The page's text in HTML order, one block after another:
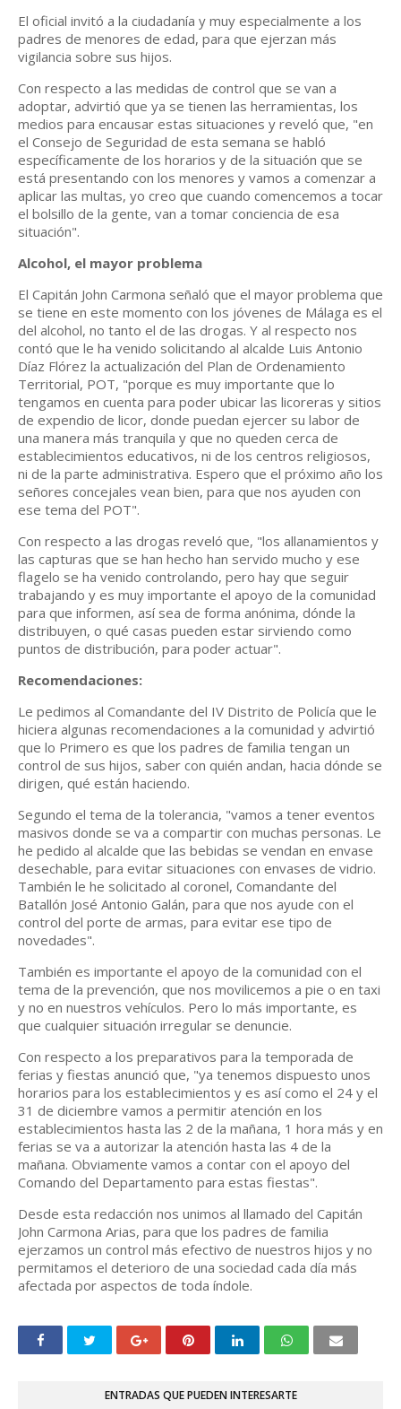
El oficial invitó a la ciudadanía y muy especialmente a los
padres de menores de edad, para que ejerzan más
vigilancia sobre sus hijos.
Con respecto a las medidas de control que se van a
adoptar, advirtió que ya se tienen las herramientas, los
medios para encausar estas situaciones y reveló que, "en
el Consejo de Seguridad de esta semana se habló
específicamente de los horarios y de la situación que se
está presentando con los menores y vamos a comenzar a
aplicar las multas, yo creo que cuando comencemos a tocar
el bolsillo de la gente, van a tomar conciencia de esa
situación".
Alcohol, el mayor problema
El Capitán John Carmona señaló que el mayor problema que
se tiene en este momento con los jóvenes de Málaga es el
del alcohol, no tanto el de las drogas. Y al respecto nos
contó que le ha venido solicitando al alcalde Luis Antonio
Díaz Flórez la actualización del Plan de Ordenamiento
Territorial, POT, "porque es muy importante que lo
tengamos en cuenta para poder ubicar las licoreras y sitios
de expendio de licor, donde puedan ejercer su labor de
una manera más tranquila y que no queden cerca de
establecimientos educativos, ni de los centros religiosos,
ni de la parte administrativa. Espero que el próximo año los
señores concejales vean bien, para que nos ayuden con
ese tema del POT".
Con respecto a las drogas reveló que, "los allanamientos y
las capturas que se han hecho han servido mucho y ese
flagelo se ha venido controlando, pero hay que seguir
trabajando y es muy importante el apoyo de la comunidad
para que informen, así sea de forma anónima, dónde la
distribuyen, o qué casas pueden estar sirviendo como
puntos de distribución, para poder actuar".
Recomendaciones:
Le pedimos al Comandante del IV Distrito de Policía que le
hiciera algunas recomendaciones a la comunidad y advirtió
que lo Primero es que los padres de familia tengan un
control de sus hijos, saber con quién andan, hacia dónde se
dirigen, qué están haciendo.
Segundo el tema de la tolerancia, "vamos a tener eventos
masivos donde se va a compartir con muchas personas. Le
he pedido al alcalde que las bebidas se vendan en envase
desechable, para evitar situaciones con envases de vidrio.
También le he solicitado al coronel, Comandante del
Batallón José Antonio Galán, para que nos ayude con el
control del porte de armas, para evitar ese tipo de
novedades".
También es importante el apoyo de la comunidad con el
tema de la prevención, que nos movilicemos a pie o en taxi
y no en nuestros vehículos. Pero lo más importante, es
que cualquier situación irregular se denuncie.
Con respecto a los preparativos para la temporada de
ferias y fiestas anunció que, "ya tenemos dispuesto unos
horarios para los establecimientos y es así como el 24 y el
31 de diciembre vamos a permitir atención en los
establecimientos hasta las 2 de la mañana, 1 hora más y en
ferias se va a autorizar la atención hasta las 4 de la
mañana. Obviamente vamos a contar con el apoyo del
Comando del Departamento para estas fiestas".
Desde esta redacción nos unimos al llamado del Capitán
John Carmona Arias, para que los padres de familia
ejerzamos un control más efectivo de nuestros hijos y no
permitamos el deterioro de una sociedad cada día más
afectada por aspectos de toda índole.
ENTRADAS QUE PUEDEN INTERESARTE